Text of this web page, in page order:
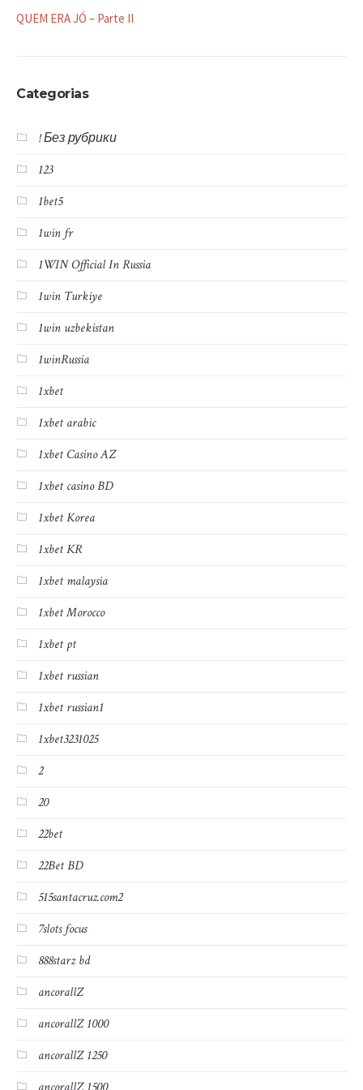
QUEM ERA JÓ – Parte II
Categorias
! Без рубрики
123
1bet5
1win fr
1WIN Official In Russia
1win Turkiye
1win uzbekistan
1winRussia
1xbet
1xbet arabic
1xbet Casino AZ
1xbet casino BD
1xbet Korea
1xbet KR
1xbet malaysia
1xbet Morocco
1xbet pt
1xbet russian
1xbet russian1
1xbet3231025
2
20
22bet
22Bet BD
515santacruz.com2
7slots focus
888starz bd
ancorallZ
ancorallZ 1000
ancorallZ 1250